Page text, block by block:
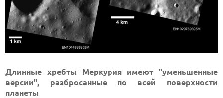
Длинные хребты Меркурия имеют "уменьшенные
версии", разбросанные по всей поверхности
планеты